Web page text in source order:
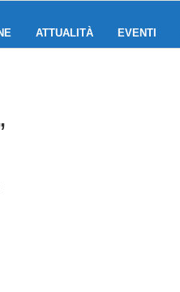
ATTUALITÀ EVENTI